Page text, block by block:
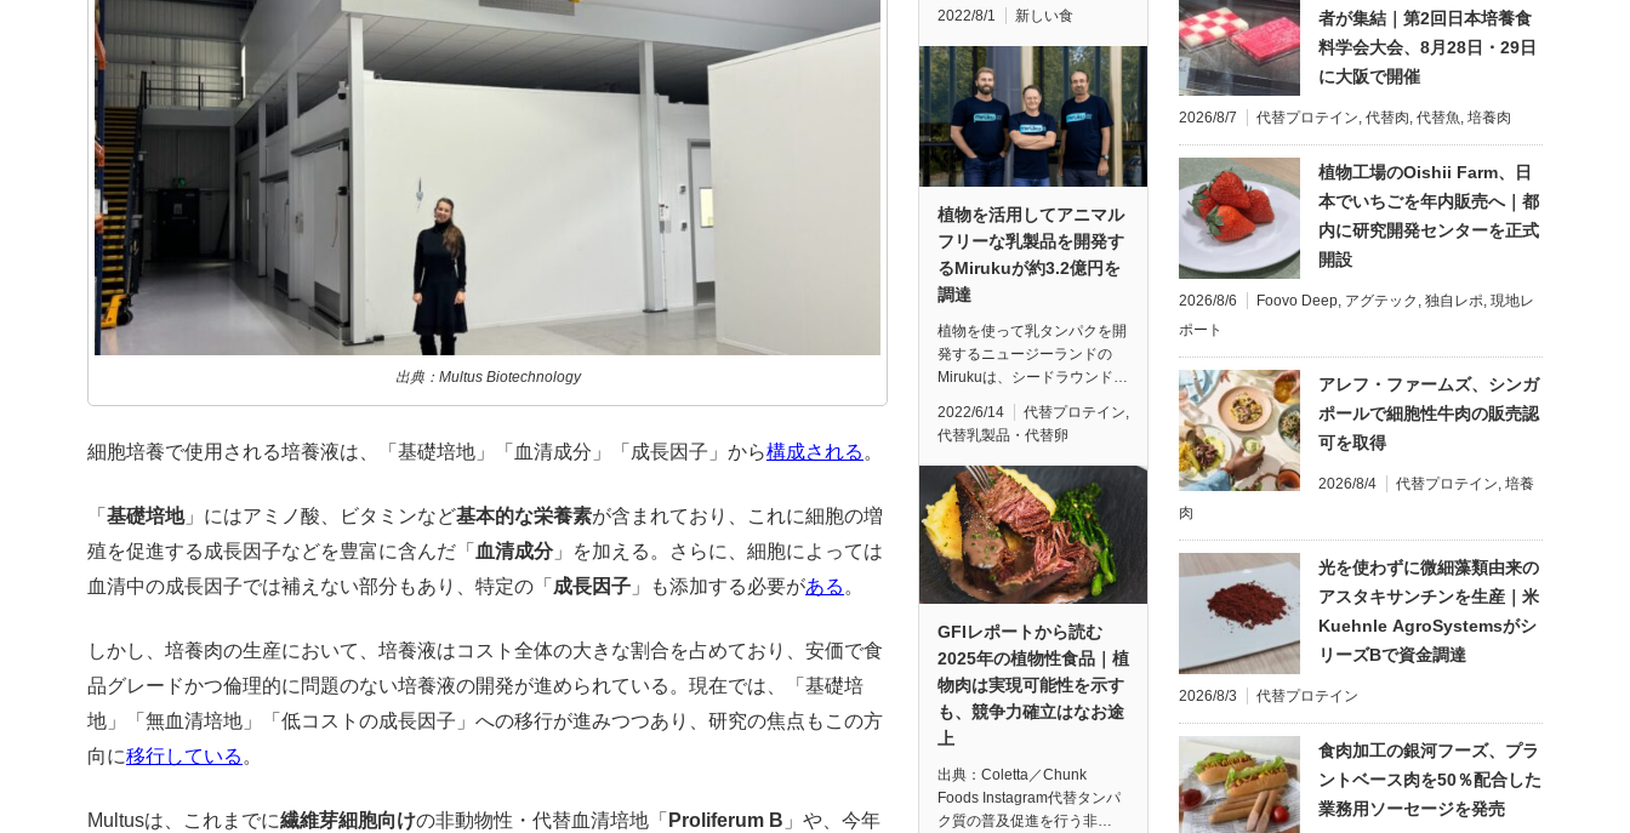
出典：Multus Biotechnology
細胞培養で使用される培養液は、「基礎培地」「血清成分」「成長因子」から構成される 。
「 基礎培地」にはアミノ酸、ビタミンなど基本的な栄養素が含まれており、これに細胞の増
殖を促進する成長因子などを豊富に含んだ「 血清成分」を加える。さらに、細胞によっては
血清中の成長因子では補えない部分もあり、特定の「 成長因子 」も添加する必要がある 。
しかし、培養肉の生産において、培養液はコスト全体の大きな割合を占めており、安価で食
品グレードかつ倫理的に問題のない培養液の開発が進められている。現在では、「基礎培
地」「無血清培地」「低コストの成長因子」への移行が進みつつあり、研究の焦点もこの方
向に移行している 。
Multusは、これまでに繊維芽細胞向けの非動物性・代替血清培地「 Proliferum B 」や、今年
2022/8/1 新しい食
植物を活用してアニマル
フリーな乳製品を開発す
るMirukuが約3.2億円を
調達
植物を使って乳タンパクを開
発するニュージーランドの
Mirukuは、シードラウンド…
2022/6/14 代替プロテイン,
代替乳製品・代替卵
GFIレポートから読む
2025年の植物性食品｜植
物肉は実現可能性を示す
も、競争力確立はなお途
上
出典：Coletta／Chunk
Foods Instagram代替タンパ
ク質の普及促進を行う非…
者が集結｜第2回日本培養食
料学会大会、8月28日・29日
に大阪で開催
2026/8/7 代替プロテイン 代替肉 代替魚 培養肉
植物工場のOishii Farm、日
本でいちごを年内販売へ｜都
内に研究開発センターを正式
開設
2026/8/6 Foovo Deep アグテック 独自レポ 現地レ
ポート
アレフ・ファームズ、シンガ
ポールで細胞性牛肉の販売認
可を取得
2026/8/4 代替プロテイン 培養
肉
光を使わずに微細藻類由来の
アスタキサンチンを生産｜米
Kuehnle AgroSystemsがシ
リーズBで資金調達
2026/8/3 代替プロテイン
食肉加工の銀河フーズ、プラ
ントベース肉を50％配合した
業務用ソーセージを発売